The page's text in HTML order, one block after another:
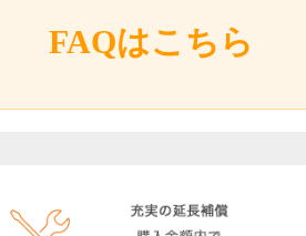
FAQはこちら